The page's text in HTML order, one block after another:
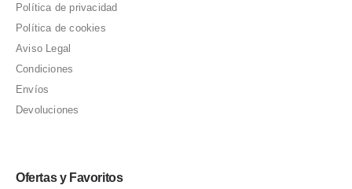
Política de privacidad
Política de cookies
Aviso Legal
Condiciones
Envíos
Devoluciones
Ofertas y Favoritos